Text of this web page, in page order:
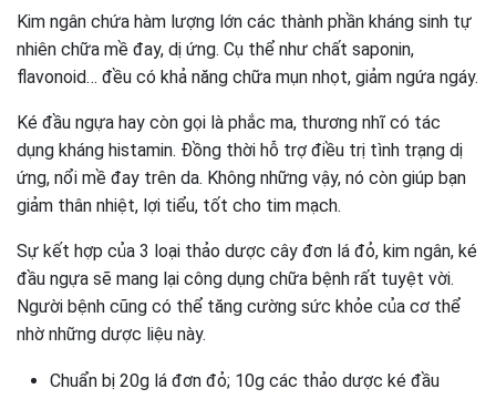
Kim ngân chứa hàm lượng lớn các thành phần kháng sinh tự
nhiên chữa mề đay, dị ứng. Cụ thể như chất saponin,
flavonoid… đều có khả năng chữa mụn nhọt, giảm ngứa ngáy.
Ké đầu ngựa hay còn gọi là phắc ma, thương nhĩ có tác
dụng kháng histamin. Đồng thời hỗ trợ điều trị tình trạng dị
ứng, nổi mề đay trên da. Không những vậy, nó còn giúp bạn
giảm thân nhiệt, lợi tiểu, tốt cho tim mạch.
Sự kết hợp của 3 loại thảo dược cây đơn lá đỏ, kim ngân, ké
đầu ngựa sẽ mang lại công dụng chữa bệnh rất tuyệt vời.
Người bệnh cũng có thể tăng cường sức khỏe của cơ thể
nhờ những dược liệu này.
Chuẩn bị 20g lá đơn đỏ; 10g các thảo dược ké đầu